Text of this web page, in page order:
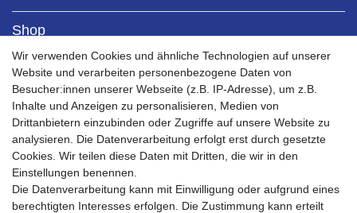
Shop
Kontaktformular
Versandkosten
Zahlungsarten
Bestellablauf 0% MwSt PV
Mein Konto
Mein Account
Registrieren
Warenkorb
Kasse
Wir verwenden Cookies und ähnliche Technologien auf unserer
Website und verarbeiten personenbezogene Daten von
Besucher:innen unserer Webseite (z.B. IP-Adresse), um z.B.
Inhalte und Anzeigen zu personalisieren, Medien von
Drittanbietern einzubinden oder Zugriffe auf unsere Website zu
analysieren. Die Datenverarbeitung erfolgt erst durch gesetzte
Cookies. Wir teilen diese Daten mit Dritten, die wir in den
Einstellungen benennen.
Die Datenverarbeitung kann mit Einwilligung oder aufgrund eines
berechtigten Interesses erfolgen. Die Zustimmung kann erteilt